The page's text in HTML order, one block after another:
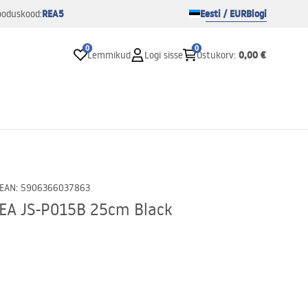
REA5 Eesti / EURBlogi
0
Lemmikud Logi sisse
0
Ostukorv: 0,00 €
EAN: 5906366037863
JS-P015B 25cm Black